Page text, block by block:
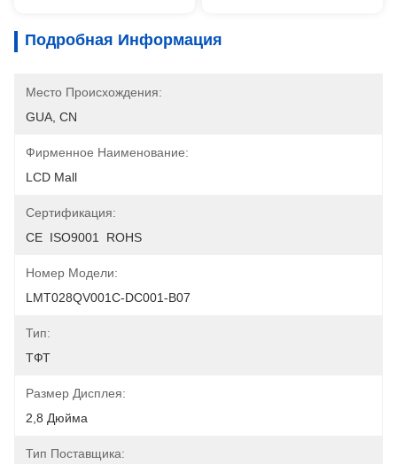
Подробная Информация
Место Происхождения:
GUA, CN
Фирменное Наименование:
LCD Mall
Сертификация:
CE  ISO9001  ROHS
Номер Модели:
LMT028QV001C-DC001-B07
Тип:
ТФТ
Размер Дисплея:
2,8 Дюйма
Тип Поставщика: